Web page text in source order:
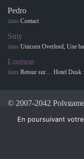
Pedro
dans Contact
Smy
dans Unicorn Overlord, Une
Louison
dans Retour sur… Hotel Dusk
© 2007-2042
En poursuivant